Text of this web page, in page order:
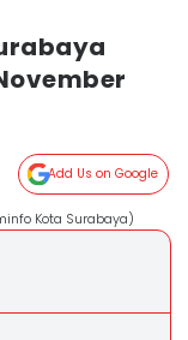
Add Us on Google
Kota Surabaya)